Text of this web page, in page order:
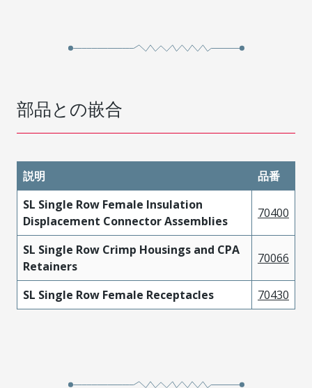
部品との嵌合
説明
品番
SL Single Row Female Insulation
Displacement Connector Assemblies
70400
SL Single Row Crimp Housings and CPA
Retainers
70066
SL Single Row Female Receptacles 70430